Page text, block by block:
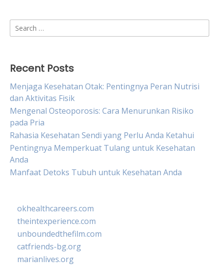
Search
for:
Recent Posts
Menjaga Kesehatan Otak: Pentingnya Peran Nutrisi
dan Aktivitas Fisik
Mengenal Osteoporosis: Cara Menurunkan Risiko
pada Pria
Rahasia Kesehatan Sendi yang Perlu Anda Ketahui
Pentingnya Memperkuat Tulang untuk Kesehatan
Anda
Manfaat Detoks Tubuh untuk Kesehatan Anda
okhealthcareers.com
theintexperience.com
unboundedthefilm.com
catfriends-bg.org
marianlives.org